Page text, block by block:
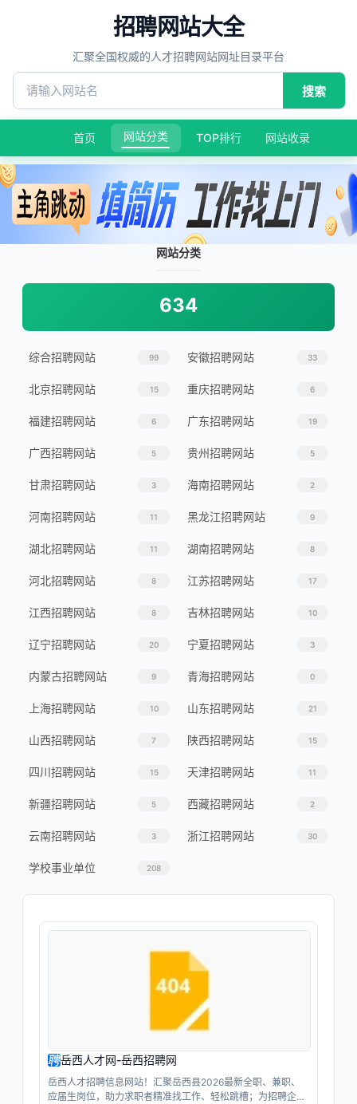
招聘网站大全
汇聚全国权威的人才招聘网站网址目录平台
搜索
首页 网站分类 TOP排行 网站收录
网站分类
634
综合招聘网站 99 安徽招聘网站 33
北京招聘网站 15 重庆招聘网站 6
福建招聘网站 6 广东招聘网站 19
广西招聘网站 5 贵州招聘网站 5
甘肃招聘网站 3 海南招聘网站 2
河南招聘网站 11 黑龙江招聘网站 9
湖北招聘网站 11 湖南招聘网站 8
河北招聘网站 8 江苏招聘网站 17
江西招聘网站 8 吉林招聘网站 10
辽宁招聘网站 20 宁夏招聘网站 3
内蒙古招聘网站 9 青海招聘网站 0
上海招聘网站 10 山东招聘网站 21
山西招聘网站 7 陕西招聘网站 15
四川招聘网站 15 天津招聘网站 11
新疆招聘网站 5 西藏招聘网站 2
云南招聘网站 3 浙江招聘网站 30
学校事业单位 208
岳西人才网-岳西招聘网
岳西人才招聘信息网站！汇聚岳西县2026最新全职、兼职、
应届生岗位，助力求职者精准找工作、轻松跳槽；为招聘企业